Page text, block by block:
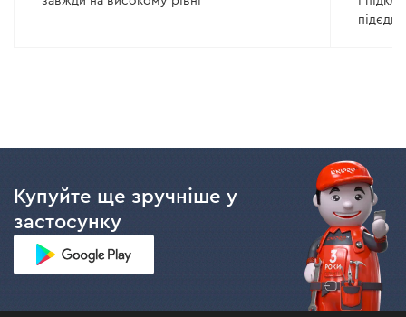
Купуйте ще зручніше у
застосунку